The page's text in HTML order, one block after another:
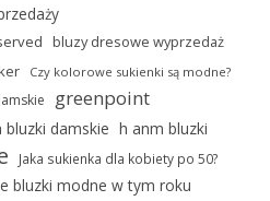
bluzy dresowe wyprzedaż
Czy kolorowe sukienki są modne?
greenpoint
bluzki damskie h anm bluzki
Jaka sukienka dla kobiety po 50?
bluzki modne w tym roku